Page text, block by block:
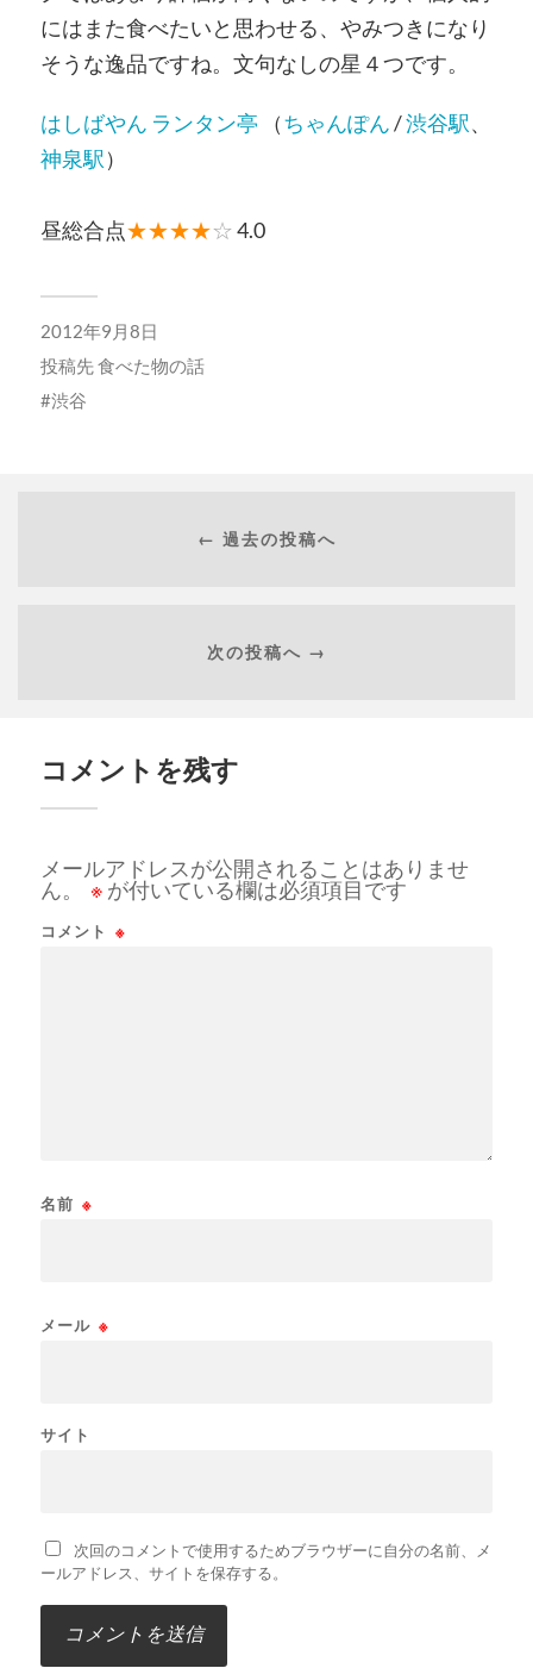
にはまた食べたいと思わせる、やみつきになり
そうな逸品ですね。文句なしの星４つです。
はしばやん ランタン亭 （ちゃんぽん/渋谷駅、
神泉駅 ）
昼総合点★★★★☆ 4.0
2012年9月8日
投稿先食べた物の話
渋谷
← 過去の投稿へ
次の投稿へ →
コメントを残す
メールアドレスが公開されることはありませ
ん。
※ が付いている欄は必須項目です
コメント ※
名前 ※
メール ※
サイト
次回のコメントで使用するためブラウザーに自分の名前、メ
ールアドレス、サイトを保存する。